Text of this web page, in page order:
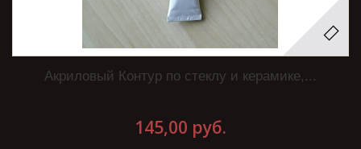
Акриловый Контур по стеклу и керамике,...
145,00 руб.